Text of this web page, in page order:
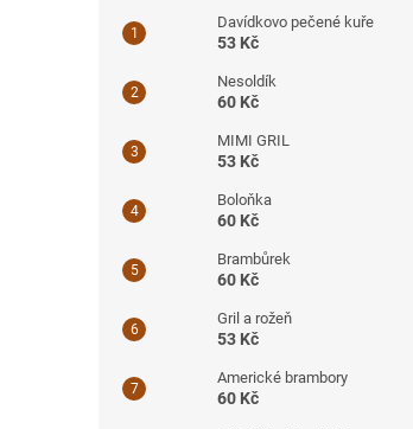
Davídkovo pečené kuře
53 Kč
Nesoldík
60 Kč
MIMI GRIL
53 Kč
Boloňka
60 Kč
Brambůrek
60 Kč
Gril a rožeň
53 Kč
Americké brambory
60 Kč